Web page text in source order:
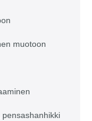
muotoon